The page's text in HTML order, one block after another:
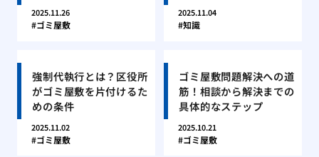
2025.11.26
ゴミ屋敷
2025.11.04
知識
強制代執行とは？区役所
がゴミ屋敷を片付けるた
めの条件
2025.11.02
ゴミ屋敷
ゴミ屋敷問題解決への道
筋！相談から解決までの
具体的なステップ
2025.10.21
ゴミ屋敷